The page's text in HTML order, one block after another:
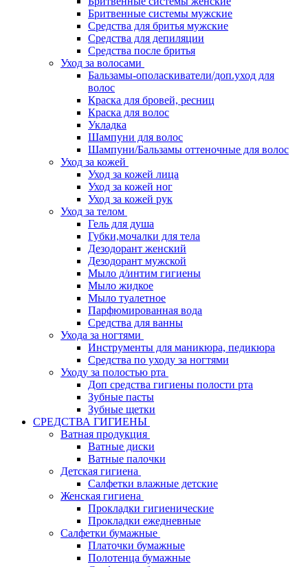
Бритвенные системы мужские
Средства для бритья мужские
Средства для депиляции
Средства после бритья
Уход за волосами
Бальзамы-ополаскиватели/доп.уход для
волос
Краска для бровей, ресниц
Краска для волос
Укладка
Шампуни для волос
Шампуни/Бальзамы оттеночные для волос
Уход за кожей
Уход за кожей лица
Уход за кожей ног
Уход за кожей рук
Уход за телом
Гель для душа
Губки,мочалки для тела
Дезодорант женский
Дезодорант мужской
Мыло д/интим гигиены
Мыло жидкое
Мыло туалетное
Парфюмированная вода
Средства для ванны
Ухода за ногтями
Инструменты для маникюра, педикюра
Средства по уходу за ногтями
Уходу за полостью рта
Доп средства гигиены полости рта
Зубные пасты
Зубные щетки
СРЕДСТВА ГИГИЕНЫ
Ватная продукция
Ватные диски
Ватные палочки
Детская гигиена
Салфетки влажные детские
Женская гигиена
Прокладки гигиенические
Прокладки ежедневные
Салфетки бумажные
Платочки бумажные
Полотенца бумажные